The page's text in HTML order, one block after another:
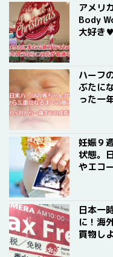
アメリ
Body
大好き
ハーフ
ぶたに
った一
妊娠９
状態。
やエコ
日本一
に！海
買物し